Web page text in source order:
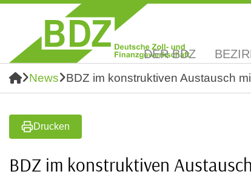
DER BDZ
News BDZ im konstruktiven Austausch
Drucken
BDZ im konstruktiven